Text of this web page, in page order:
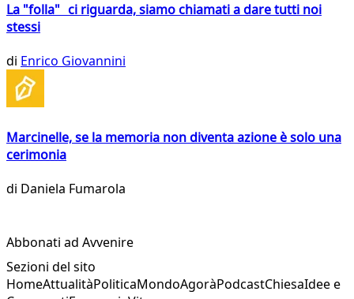
La "folla" ci riguarda, siamo chiamati a dare tutti noi
stessi
di Enrico Giovannini
Marcinelle, se la memoria non diventa azione è solo una
cerimonia
di Daniela Fumarola
Abbonati ad Avvenire
Sezioni del sito
HomeAttualitàPoliticaMondoAgoràPodcastChiesaIdee e